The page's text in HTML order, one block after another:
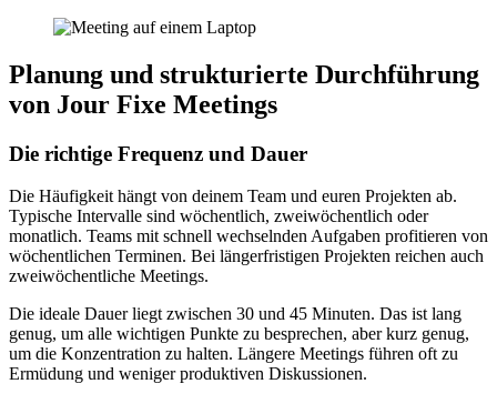
Planung und strukturierte Durchführung
von Jour Fixe Meetings
Die richtige Frequenz und Dauer
Die Häufigkeit hängt von deinem Team und euren Projekten ab.
Typische Intervalle sind wöchentlich, zweiwöchentlich oder
monatlich. Teams mit schnell wechselnden Aufgaben profitieren von
wöchentlichen Terminen. Bei längerfristigen Projekten reichen auch
zweiwöchentliche Meetings.
Die ideale Dauer liegt zwischen 30 und 45 Minuten. Das ist lang
genug, um alle wichtigen Punkte zu besprechen, aber kurz genug,
um die Konzentration zu halten. Längere Meetings führen oft zu
Ermüdung und weniger produktiven Diskussionen.